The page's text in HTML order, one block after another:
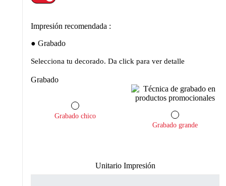
Impresión recomendada :
Grabado
Selecciona tu decorado. Da click para ver detalle
Grabado
Grabado chico
Grabado grande
Unitario Impresión